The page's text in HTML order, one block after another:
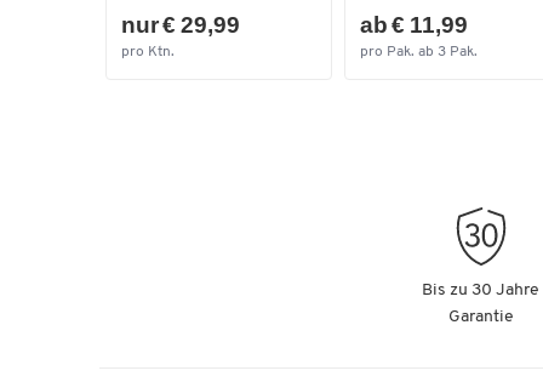
nur € 29,99
pro Ktn.
ab € 11,99
pro Pak. ab 3 Pak.
Bis zu 30 Jahre
Garantie